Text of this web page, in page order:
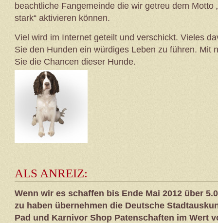
beachtliche Fangemeinde die wir getreu dem Motto
stark“ aktivieren können.
Viel wird im Internet geteilt und verschickt. Vieles
Sie den Hunden ein würdiges Leben zu führen. Mit
Sie die Chancen dieser Hunde.
ALS ANREIZ:
Wenn wir es schaffen bis Ende Mai 2012 über
zu haben übernehmen die Deutsche
Pad und Karnivor Shop Patenschaften im Wert